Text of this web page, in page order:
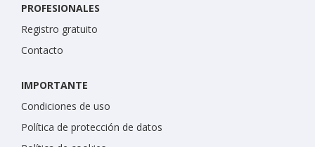
PROFESIONALES
Registro gratuito
Contacto
IMPORTANTE
Condiciones de uso
Política de protección de datos